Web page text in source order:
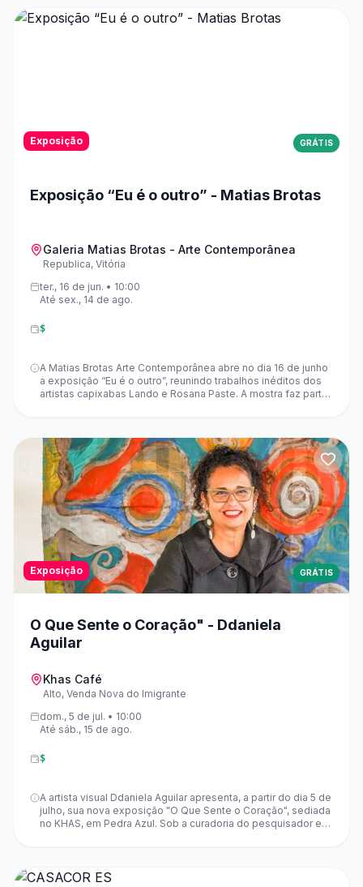
Exposição GRÁTIS
Exposição “Eu é o outro” - Matias Brotas
Galeria Matias Brotas - Arte Contemporânea
Republica, Vitória
ter., 16 de jun. • 10:00
Até sex., 14 de ago.
$
A Matias Brotas Arte Contemporânea abre no dia 16 de junho
a exposição “Eu é o outro”, reunindo trabalhos inéditos dos
artistas capixabas Lando e Rosana Paste. A mostra faz parte
Exposição GRÁTIS
O Que Sente o Coração" - Ddaniela
Aguilar
Khas Café
Alto, Venda Nova do Imigrante
dom., 5 de jul. • 10:00
Até sáb., 15 de ago.
$
A artista visual Ddaniela Aguilar apresenta, a partir do dia 5 de
julho, sua nova exposição "O Que Sente o Coração", sediada
no KHAS, em Pedra Azul. Sob a curadoria do pesquisador e
interiores. Importante: Datas, horários, valores de ingressos e